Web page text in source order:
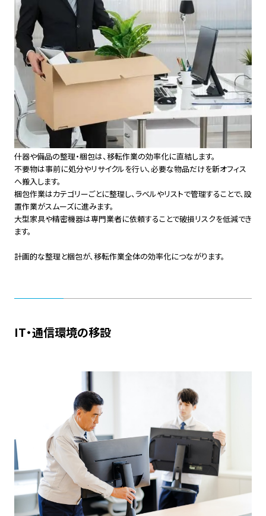
什器や備品の整理・梱包は、移転作業の効率化に直結します。
不要物は事前に処分やリサイクルを行い、必要な物品だけを新オフィス
へ搬入します。
梱包作業はカテゴリーごとに整理し、ラベルやリストで管理することで、設
置作業がスムーズに進みます。
大型家具や精密機器は専門業者に依頼することで破損リスクを低減でき
ます。
計画的な整理と梱包が、移転作業全体の効率化につながります。
IT・通信環境の移設